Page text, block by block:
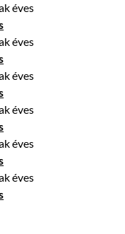
éves
éves
éves
éves
éves
éves